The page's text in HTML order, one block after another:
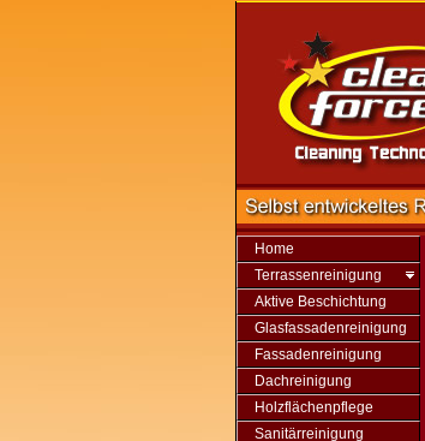
Home
Terrassenreinigung
Aktive Beschichtung
Glasfassadenreinigung
Fassadenreinigung
Dachreinigung
Holzflächenpflege
Sanitärreinigung